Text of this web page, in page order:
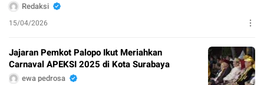
Redaksi
15/04/2026
Jajaran Pemkot Palopo Ikut Meriahkan
Carnaval APEKSI 2025 di Kota Surabaya
ewa pedrosa